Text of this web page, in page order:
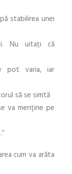
stabilirea unei
Nu uitați că
pot varia, iar
să se simtă
va menține pe
cum va arăta